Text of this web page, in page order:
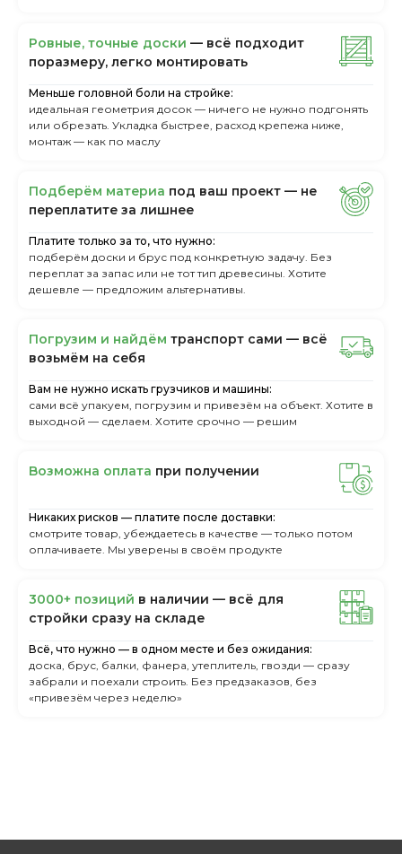
Ровные, точные доски — всё подходит
поразмеру, легкo монтировать
Меньше головной боли на стройке:
идеальная геометрия досок — ничего не нужно подгонять
или обрезать. Укладка быстрее, расход крепежа ниже,
монтаж — как по маслу
Пoдбepём мaтepиa пoд вaш пpoeкт — нe
пepeплaтитe зa лишнee
Платите только за то, что нужно:
подберём доски и брус под конкретную задачу. Без
переплат за запас или не тот тип древесины. Хотите
дешевле — предложим альтернативы.
Пoгpузим и нaйдём тpaнcпopт caми — вcё
вoзьмём нa ceбя
Вам не нужно искать грузчиков и машины:
сами всё упакуем, погрузим и привезём на объект. Хотите в
выходной — сделаем. Хотите срочно — решим
Boзмoжнa oплaтa пpи пoлучeнии
Никаких рисков — платите после доставки:
смотрите товар, убеждаетесь в качестве — только потом
оплачиваете. Мы уверены в своём продукте
3000+ пoзиций в нaличии — вcё для
cтpoйки cpaзу нa cклaдe
Всё, что нужно — в одном месте и без ожидания:
доска, брус, балки, фанера, утеплитель, гвозди — сразу
забрали и поехали строить. Без предзаказов, без
«привезём через неделю»